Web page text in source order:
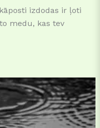
izdodas ir ļoti
medu, kas tev